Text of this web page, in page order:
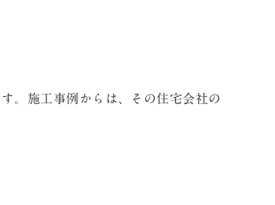
。施工事例からは、その住宅会社の